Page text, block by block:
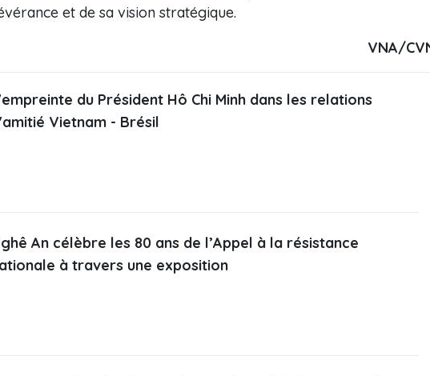
et de sa vision stratégique.
VNA/
du Président Hô Chi Minh dans les relations
Vietnam - Brésil
An célèbre les 80 ans de l’Appel à la résistance
à travers une exposition